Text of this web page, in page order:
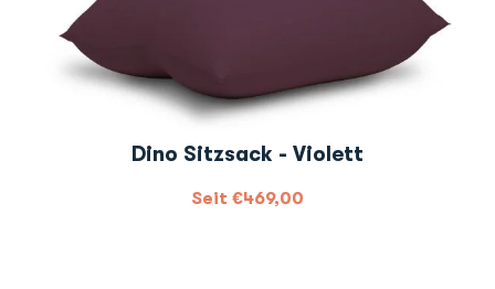
Dino Sitzsack - Violett
Seit €469,00